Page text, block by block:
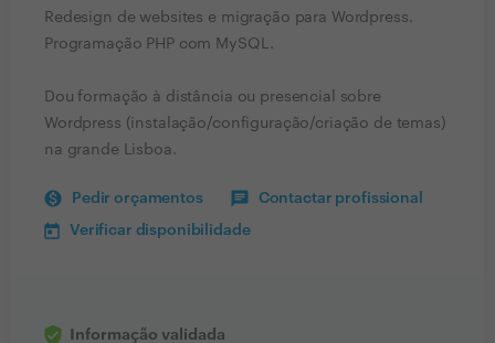
Redesign de websites e migração para Wordpress.
Programação PHP com MySQL.
Dou formação à distância ou presencial sobre
Wordpress (instalação/configuração/criação de temas)
na grande Lisboa.
Pedir orçamentos Contactar profissional
Verificar disponibilidade
Informação validada